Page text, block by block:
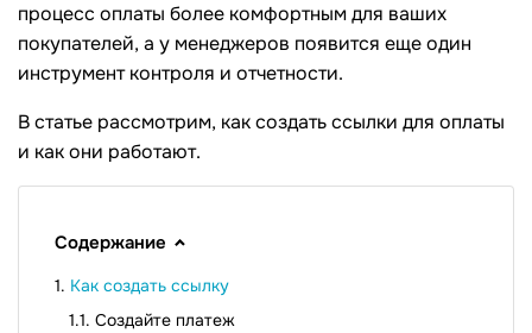
процесс оплаты более комфортным для ваших
покупателей, а у менеджеров появится еще один
инструмент контроля и отчетности.
В статье рассмотрим, как создать ссылки для оплаты
и как они работают.
Содержание
Как создать ссылку
Создайте платеж